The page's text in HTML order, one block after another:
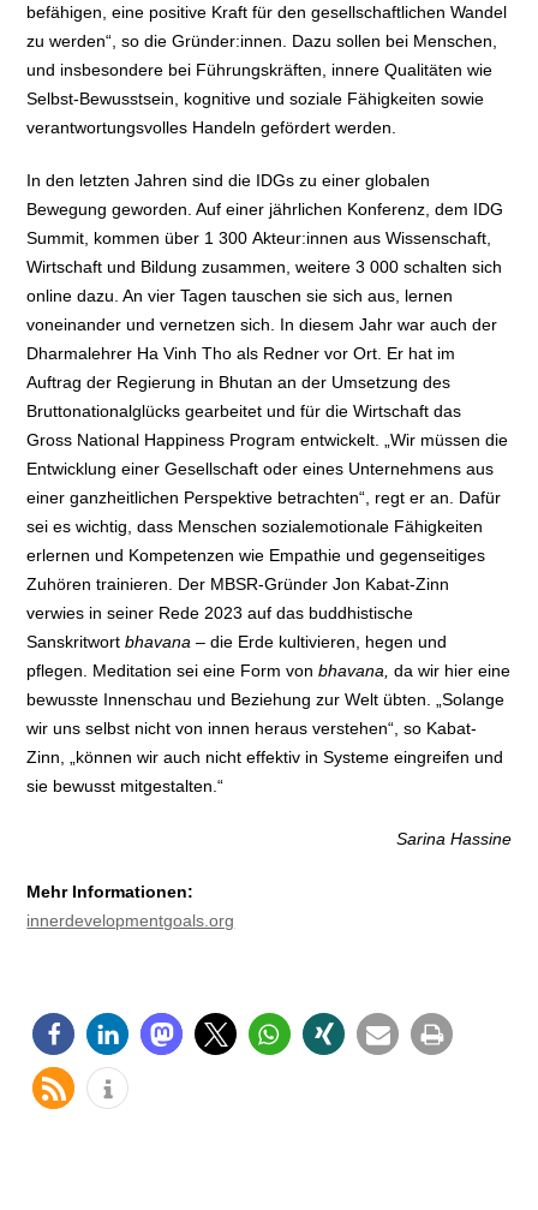
befähigen, eine positive Kraft für den gesellschaftlichen Wandel
zu werden“, so die Gründer:innen. Dazu sollen bei Menschen,
und insbesondere bei Führungskräften, innere Qualitäten wie
Selbst-Bewusstsein, kognitive und soziale Fähigkeiten sowie
verantwortungsvolles Handeln gefördert werden.
In den letzten Jahren sind die IDGs zu einer globalen
Bewegung geworden. Auf einer jährlichen Konferenz, dem IDG
Summit, kommen über 1 300 Akteur:innen aus Wissenschaft,
Wirtschaft und Bildung zusammen, weitere 3 000 schalten sich
online dazu. An vier Tagen tauschen sie sich aus, lernen
voneinander und vernetzen sich. In diesem Jahr war auch der
Dharmalehrer Ha Vinh Tho als Redner vor Ort. Er hat im
Auftrag der Regierung in Bhutan an der Umsetzung des
Bruttonationalglücks gearbeitet und für die Wirtschaft das
Gross National Happiness Program entwickelt. „Wir müssen die
Entwicklung einer Gesellschaft oder eines Unternehmens aus
einer ganzheitlichen Perspektive betrachten“, regt er an. Dafür
sei es wichtig, dass Menschen sozialemotionale Fähigkeiten
erlernen und Kompetenzen wie Empathie und gegenseitiges
Zuhören trainieren. Der MBSR-Gründer Jon Kabat-Zinn
verwies in seiner Rede 2023 auf das buddhistische
Sanskritwortbhavana – die Erde kultivieren, hegen und
pflegen. Meditation sei eine Form vonbhavana,da wir hier eine
bewusste Innenschau und Beziehung zur Welt übten. „Solange
wir uns selbst nicht von innen heraus verstehen“, so Kabat-
Zinn, „können wir auch nicht effektiv in Systeme eingreifen und
sie bewusst mitgestalten.“
Sarina Hassine
Mehr Informationen:
innerdevelopmentgoals.org